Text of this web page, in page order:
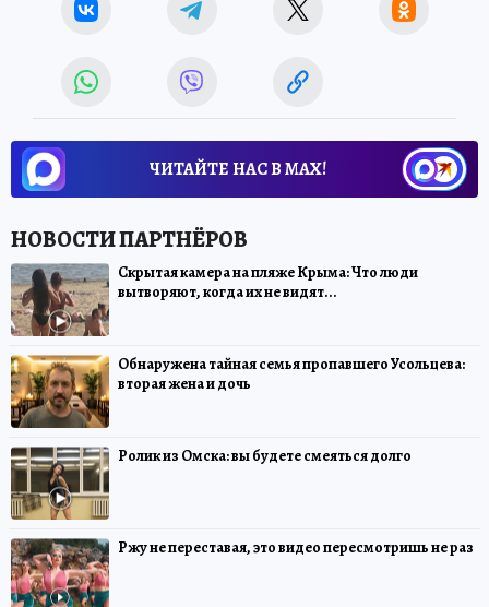
ЧИТАЙТЕ НАС В МАХ!
Скрытая камера на пляже Крыма: Что люди
вытворяют, когда их не видят...
Обнаружена тайная семья пропавшего Усольцева:
вторая жена и дочь
Ролик из Омска: вы будете смеяться долго
Ржу не переставая, это видео пересмотришь не раз